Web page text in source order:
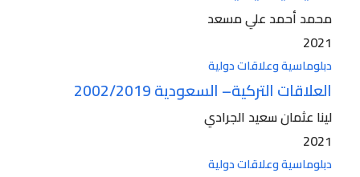
محمد أحمد علي مسعد
2021
دبلوماسية وعلاقات دولية
العلاقات التركية– السعودية 2002/2019
لينا عثمان سعيد الجرادي
2021
دبلوماسية وعلاقات دولية